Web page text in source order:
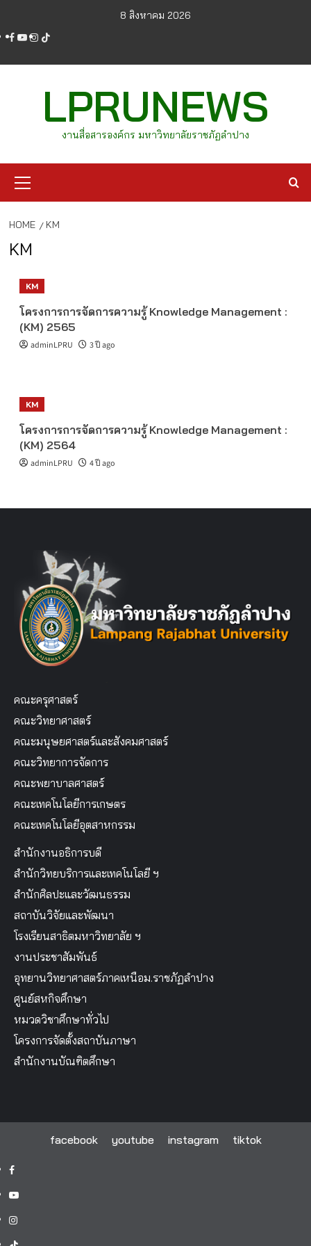
content
8 สิงหาคม 2026
facebook
youtube
instagram
tiktok
LPRUNEWS
งานสื่อสารองค์กร มหาวิทยาลัยราชภัฏลำปาง
Menu
HOME KM
KM
KM
โครงการการจัดการความรู้ Knowledge Management :
(KM) 2565
adminLPRU 3 ปี ago
KM
โครงการการจัดการความรู้ Knowledge Management :
(KM) 2564
adminLPRU 4 ปี ago
คณะครุศาสตร์
คณะวิทยาศาสตร์
คณะมนุษยศาสตร์และสังคมศาสตร์
คณะวิทยาการจัดการ
คณะพยาบาลศาสตร์
คณะเทคโนโลยีการเกษตร
คณะเทคโนโลยีอุตสาหกรรม
สำนักงานอธิการบดี
สำนักวิทยบริการและเทคโนโลยี ฯ
สำนักศิลปะและวัฒนธรรม
สถาบันวิจัยและพัฒนา
โรงเรียนสาธิตมหาวิทยาลัย ฯ
งานประชาสัมพันธ์
อุทยานวิทยาศาสตร์ภาคเหนือม.ราชภัฏลำปาง
ศูนย์สหกิจศึกษา
หมวดวิชาศึกษาทั่วไป
โครงการจัดตั้งสถาบันภาษา
สำนักงานบัณฑิตศึกษา
facebook youtube instagram tiktok
facebook
youtube
instagram
tiktok